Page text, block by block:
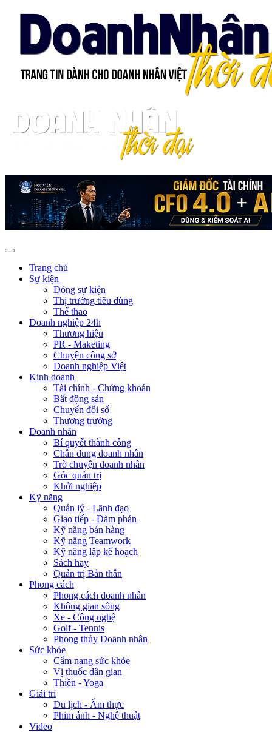
Trang chủ
Sự kiện
Dòng sự kiện
Thị trường tiêu dùng
Thể thao
Doanh nghiệp 24h
Thương hiệu
PR - Maketing
Chuyện công sở
Doanh nghiệp Việt
Kinh doanh
Tài chính - Chứng khoán
Bất động sản
Chuyển đổi số
Thương trường
Doanh nhân
Bí quyết thành công
Chân dung doanh nhân
Trò chuyện doanh nhân
Góc quản trị
Khởi nghiệp
Kỹ năng
Quản lý - Lãnh đạo
Giao tiếp - Đàm phán
Kỹ năng bán hàng
Kỹ năng Teamwork
Kỹ năng lập kế hoạch
Sách hay
Quản trị Bản thân
Phong cách
Phong cách doanh nhân
Không gian sống
Xe - Công nghệ
Golf - Tennis
Phong thủy Doanh nhân
Sức khỏe
Cẩm nang sức khỏe
Vị thuốc dân gian
Thiền - Yoga
Giải trí
Du lịch - Ẩm thực
Phim ảnh - Nghệ thuật
Video